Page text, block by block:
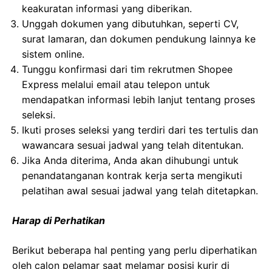
keakuratan informasi yang diberikan.
Unggah dokumen yang dibutuhkan, seperti CV,
surat lamaran, dan dokumen pendukung lainnya ke
sistem online.
Tunggu konfirmasi dari tim rekrutmen Shopee
Express melalui email atau telepon untuk
mendapatkan informasi lebih lanjut tentang proses
seleksi.
Ikuti proses seleksi yang terdiri dari tes tertulis dan
wawancara sesuai jadwal yang telah ditentukan.
Jika Anda diterima, Anda akan dihubungi untuk
penandatanganan kontrak kerja serta mengikuti
pelatihan awal sesuai jadwal yang telah ditetapkan.
Harap di Perhatikan
Berikut beberapa hal penting yang perlu diperhatikan
oleh calon pelamar saat melamar posisi kurir di